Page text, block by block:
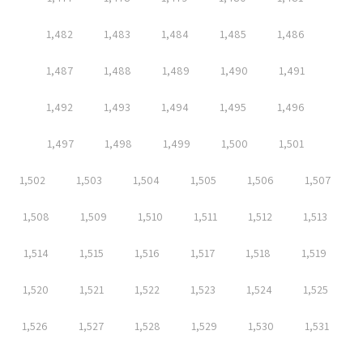
1,482 1,483 1,484 1,485 1,486
1,487 1,488 1,489 1,490 1,491
1,492 1,493 1,494 1,495 1,496
1,497 1,498 1,499 1,500 1,501
1,502 1,503 1,504 1,505 1,506 1,507
1,508 1,509 1,510 1,511 1,512 1,513
1,514 1,515 1,516 1,517 1,518 1,519
1,520 1,521 1,522 1,523 1,524 1,525
1,526 1,527 1,528 1,529 1,530 1,531